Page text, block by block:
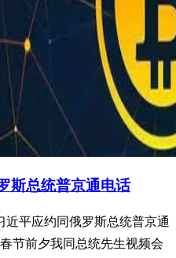
斯总统普京通电话
近平应约同俄罗斯总统普京通
节前夕我同总统先生视频会